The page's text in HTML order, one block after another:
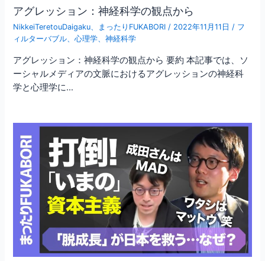
アグレッション：神経科学の観点から
NikkeiTeretouDaigaku、 まったりFUKABORI / 2022年11月11日 / フ
ィルターバブル、心理学、神経科学
アグレッション：神経科学の観点から 要約 本記事では、ソ
ーシャルメディアの文脈におけるアグレッションの神経科
学と心理学に…